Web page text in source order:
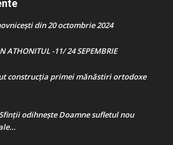
din 20 octombrie 2024
ATHONITUL -11/ 24 SEPEMBRIE
construcţia primei mănăstiri ortodoxe
odihnește Doamne sufletul nou